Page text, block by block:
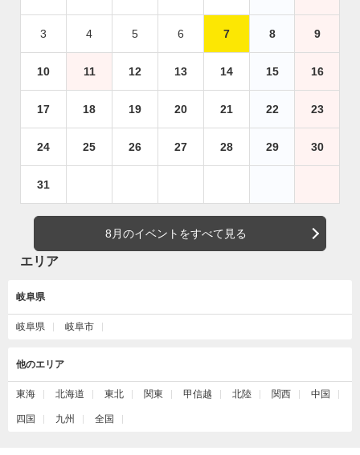
3 4 5 6 7 8 9
10 11 12 13 14 15 16
17 18 19 20 21 22 23
24 25 26 27 28 29 30
31
8月のイベントをすべて見る
エリア
岐阜県
岐阜県 岐阜市
他のエリア
東海 北海道 東北 関東 甲信越 北陸 関西 中国
四国 九州 全国